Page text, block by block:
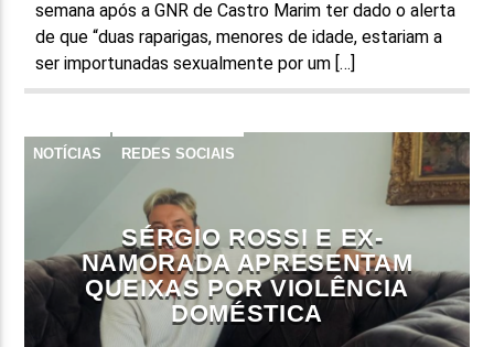
semana após a GNR de Castro Marim ter dado o alerta
de que “duas raparigas, menores de idade, estariam a
ser importunadas sexualmente por um […]
NOTÍCIAS REDES SOCIAIS
SÉRGIO ROSSI E EX-
NAMORADA APRESENTAM
QUEIXAS POR VIOLÊNCIA
DOMÉSTICA